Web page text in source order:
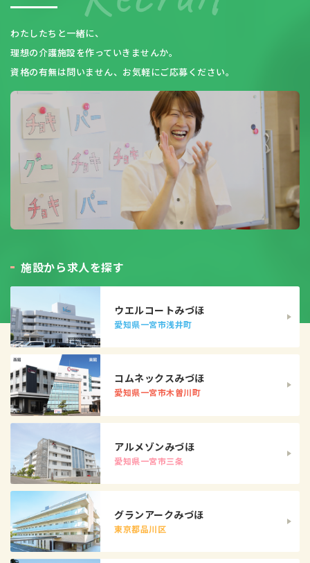
わたしたちと一緒に、
理想の介護施設を作っていきませんか。
資格の有無は問いません、お気軽にご応募ください。
施設から求人を探す
ウエルコートみづほ
愛知県一宮市浅井町
コムネックスみづほ
愛知県一宮市木曽川町
アルメゾンみづほ
愛知県一宮市三条
グランアークみづほ
東京都品川区